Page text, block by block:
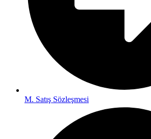
M. Satış Sözleşmesi